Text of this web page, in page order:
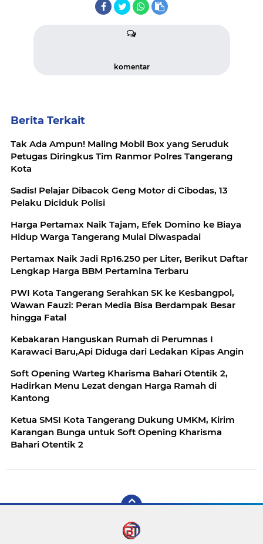
komentar
Berita Terkait
Tak Ada Ampun! Maling Mobil Box yang Seruduk
Petugas Diringkus Tim Ranmor Polres Tangerang
Kota
Sadis! Pelajar Dibacok Geng Motor di Cibodas, 13
Pelaku Diciduk Polisi
Harga Pertamax Naik Tajam, Efek Domino ke Biaya
Hidup Warga Tangerang Mulai Diwaspadai
Pertamax Naik Jadi Rp16.250 per Liter, Berikut Daftar
Lengkap Harga BBM Pertamina Terbaru
PWI Kota Tangerang Serahkan SK ke Kesbangpol,
Wawan Fauzi: Peran Media Bisa Berdampak Besar
hingga Fatal
Kebakaran Hanguskan Rumah di Perumnas I
Karawaci Baru,Api Diduga dari Ledakan Kipas Angin
Soft Opening Warteg Kharisma Bahari Otentik 2,
Hadirkan Menu Lezat dengan Harga Ramah di
Kantong
Ketua SMSI Kota Tangerang Dukung UMKM, Kirim
Karangan Bunga untuk Soft Opening Kharisma
Bahari Otentik 2